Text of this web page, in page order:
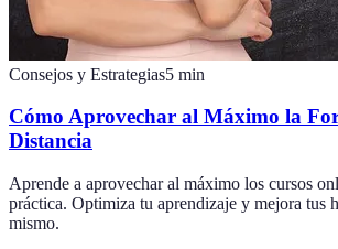
Consejos y Estrategias5 min
Cómo Aprovechar al Máximo la
Distancia
Aprende a aprovechar al máximo los cursos
práctica. Optimiza tu aprendizaje y mejora tus
mismo.